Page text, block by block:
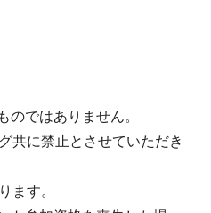
ではありません。
共に禁止とさせていただき
す。